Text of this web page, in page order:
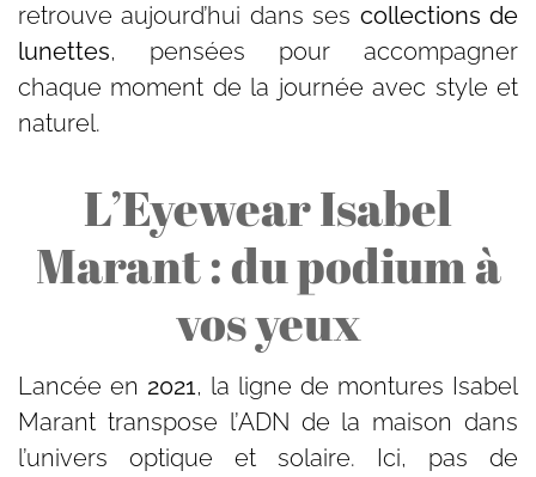
retrouve aujourd’hui dans ses collections de
lunettes, pensées pour accompagner
chaque moment de la journée avec style et
naturel.
L’Eyewear Isabel
Marant : du podium à
vos yeux
Lancée en 2021, la ligne de montures Isabel
Marant transpose l’ADN de la maison dans
l’univers optique et solaire. Ici, pas de